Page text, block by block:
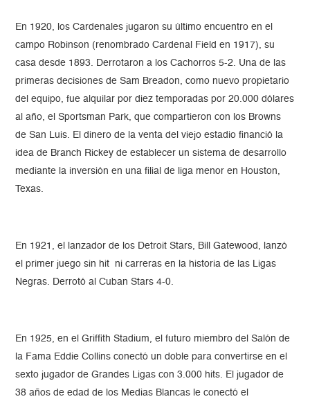
En 1920, los Cardenales jugaron su último encuentro en el
campo Robinson (renombrado Cardenal Field en 1917), su
casa desde 1893. Derrotaron a los Cachorros 5-2. Una de las
primeras decisiones de Sam Breadon, como nuevo propietario
del equipo, fue alquilar por diez temporadas por 20.000 dólares
al año, el Sportsman Park, que compartieron con los Browns
de San Luis. El dinero de la venta del viejo estadio financió la
idea de Branch Rickey de establecer un sistema de desarrollo
mediante la inversión en una filial de liga menor en Houston,
Texas.
En 1921, el lanzador de los Detroit Stars, Bill Gatewood, lanzó
el primer juego sin hit ni carreras en la historia de las Ligas
Negras. Derrotó al Cuban Stars 4-0.
En 1925, en el Griffith Stadium, el futuro miembro del Salón de
la Fama Eddie Collins conectó un doble para convertirse en el
sexto jugador de Grandes Ligas con 3.000 hits. El jugador de
38 años de edad de los Medias Blancas le conectó el